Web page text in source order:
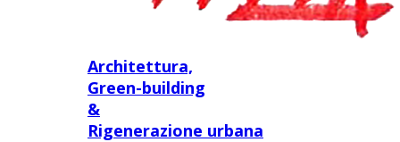
Architettura,
Green-building
&
Rigenerazione urbana